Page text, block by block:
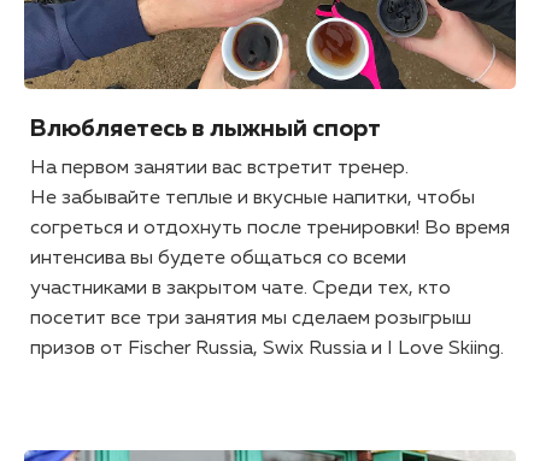
Влюбляетесь в лыжный спорт
На первом занятии вас встретит тренер.
Не забывайте теплые и вкусные напитки, чтобы
согреться и отдохнуть после тренировки! Во время
интенсива вы будете общаться со всеми
участниками в закрытом чате. Среди тех, кто
посетит все три занятия мы сделаем розыгрыш
призов от Fischer Russia, Swix Russia и I Love Skiing.